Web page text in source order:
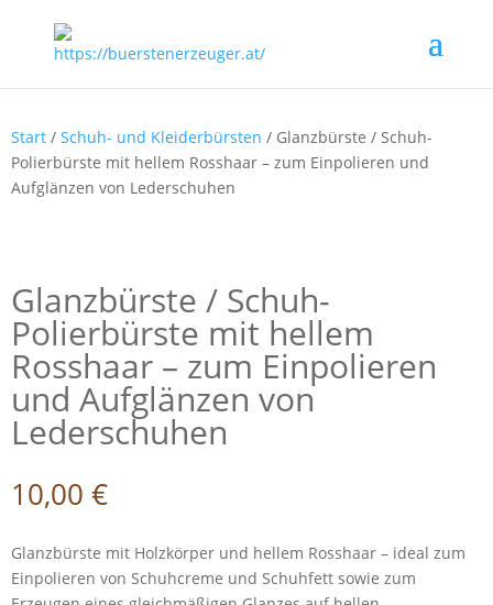
Start / Schuh- und Kleiderbürsten / Glanzbürste / Schuh-
Polierbürste mit hellem Rosshaar – zum Einpolieren und
Aufglänzen von Lederschuhen
Glanzbürste / Schuh-
Polierbürste mit hellem
Rosshaar – zum Einpolieren
und Aufglänzen von
Lederschuhen
10,00 €
Glanzbürste mit Holzkörper und hellem Rosshaar – ideal zum
Einpolieren von Schuhcreme und Schuhfett sowie zum